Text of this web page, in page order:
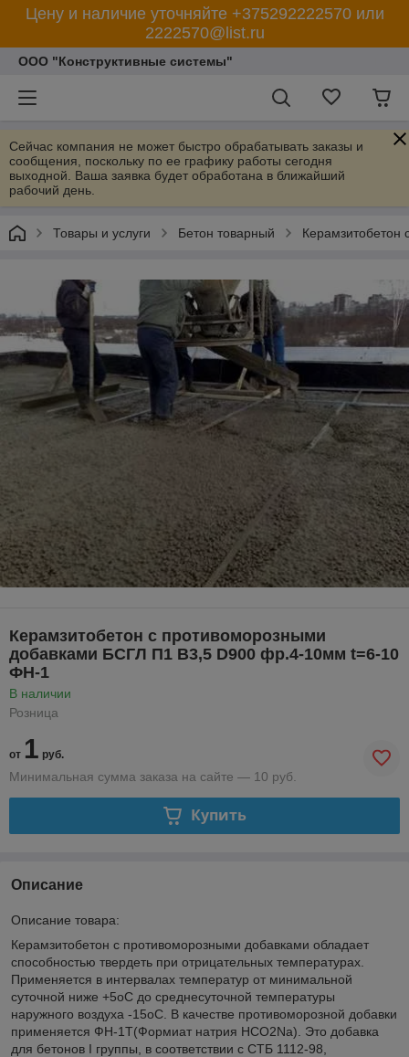
Цену и наличие уточняйте +375292222570 или
2222570@list.ru
ООО "Конструктивные системы"
Сейчас компания не может быстро обрабатывать заказы и
сообщения, поскольку по ее графику работы сегодня
выходной. Ваша заявка будет обработана в ближайший
рабочий день.
Товары и услуги Бетон товарный Керамзитобетон
Керамзитобетон с противоморозными
добавками БСГЛ П1 В3,5 D900 фр.4-10мм t=6-10
ФН-1
В наличии
Розница
от 1 руб.
Минимальная сумма заказа на сайте — 10 руб.
Купить
Описание
Описание товара:
Керамзитобетон с противоморозными добавками обладает
способностью твердеть при отрицательных температурах.
Применяется в интервалах температур от минимальной
суточной ниже +5oС до среднесуточной температуры
наружного воздуха -15oС. В качестве противоморозной добавки
применяется ФН-1Т(Формиат натрия HCO2Na). Это добавка
для бетонов I группы, в соответствии с СТБ 1112-98,